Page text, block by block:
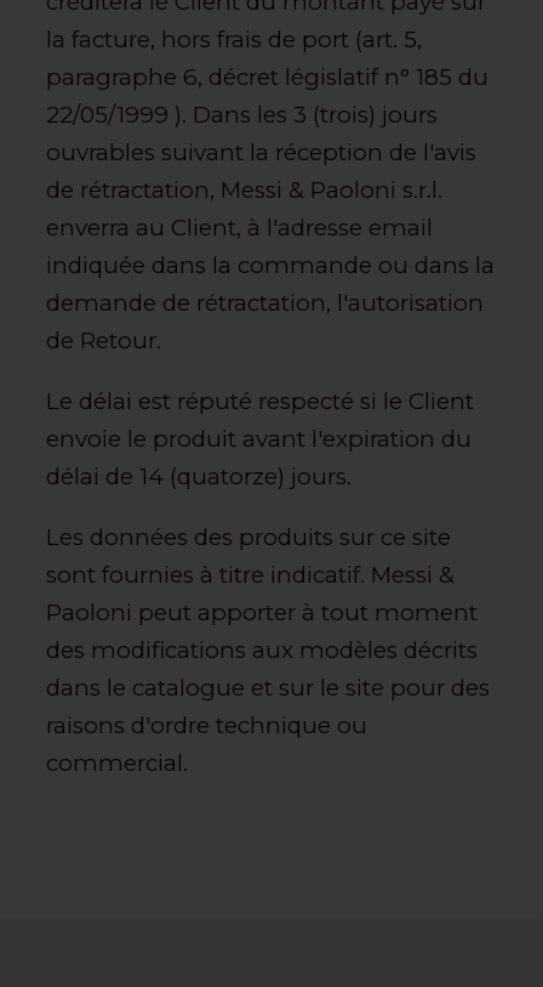
la facture, hors frais de port (art. 5,
paragraphe 6, décret législatif n° 185 du
22/05/1999 ). Dans les 3 (trois) jours
ouvrables suivant la réception de l'avis
de rétractation, Messi & Paoloni s.r.l.
enverra au Client, à l'adresse email
indiquée dans la commande ou dans la
demande de rétractation, l'autorisation
de Retour.
Le délai est réputé respecté si le Client
envoie le produit avant l'expiration du
délai de 14 (quatorze) jours.
Les données des produits sur ce site
sont fournies à titre indicatif. Messi &
Paoloni peut apporter à tout moment
des modifications aux modèles décrits
dans le catalogue et sur le site pour des
raisons d'ordre technique ou
commercial.